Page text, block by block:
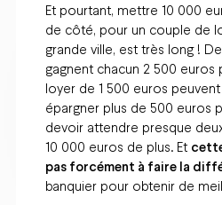
Et pourtant, mettre 10 000
de côté, pour un couple de
grande ville, est très long !
gagnent chacun 2 500 euros
loyer de 1 500 euros
épargner plus de 500 euros
devoir attendre presque
10 000 euros de plus. Et
pas forcément à faire la
banquier pour obtenir de